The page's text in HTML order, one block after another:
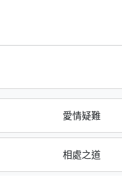
愛情疑難
相處之道